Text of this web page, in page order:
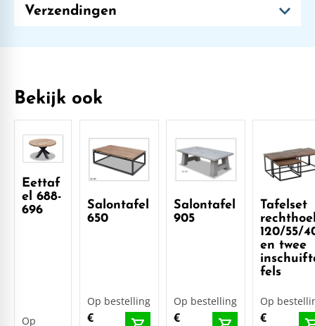
Verzendingen
Bekijk ook
Eettaf
el 688-
696
Op
Salontafel
650
Op bestelling
€
Salontafel
905
Op bestelling
€
Tafelset
120/55/
en twee
fels
Op
€